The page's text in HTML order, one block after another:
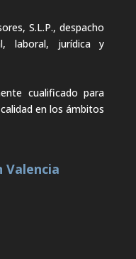
S.L.P., despacho
laboral, jurídica y
cualificado para
en los ámbitos
Valencia